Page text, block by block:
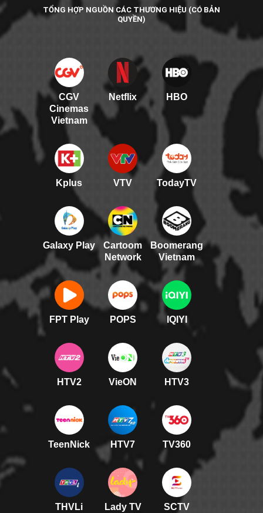
TỔNG HỢP NGUỒN CÁC THƯƠNG HIỆU (CÓ BẢN
QUYỀN)
CGV
Cinemas
Vietnam
Netflix HBO
Kplus VTV TodayTV
Galaxy Play
Cartoom
Network
Boomerang
Vietnam
FPT Play POPS IQIYI
HTV2 VieON HTV3
TeenNick HTV7 TV360
THVLi Lady TV
SCTV